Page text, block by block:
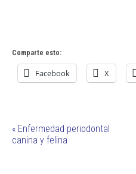
Comparte esto:
Facebook X
« Enfermedad periodontal
canina y felina